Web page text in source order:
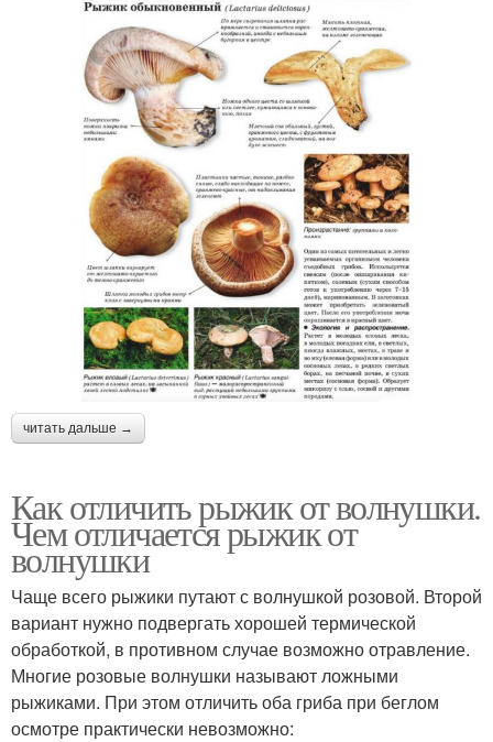
читать дальше →
Как отличить рыжик от волнушки.
Чем отличается рыжик от
волнушки
Чаще всего рыжики путают с волнушкой розовой. Второй
вариант нужно подвергать хорошей термической
обработкой, в противном случае возможно отравление.
Многие розовые волнушки называют ложными
рыжиками. При этом отличить оба гриба при беглом
осмотре практически невозможно: